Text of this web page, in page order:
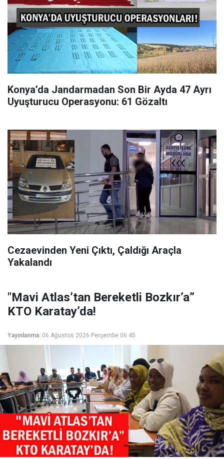
Konya’da Jandarmadan Son Bir Ayda 47 Ayrı
Uyuşturucu Operasyonu: 61 Gözaltı
Cezaevinden Yeni Çıktı, Çaldığı Araçla
Yakalandı
"Mavi Atlas’tan Bereketli Bozkır’a”
KTO Karatay’da!
Yayınlanma: 06 Ağustos 2026 Perşembe 06:45